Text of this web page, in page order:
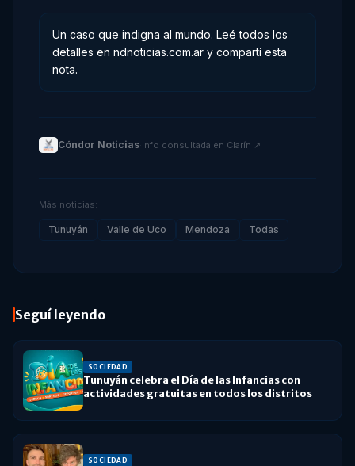
Un caso que indigna al mundo. Leé todos los
detalles en ndnoticias.com.ar y compartí esta
nota.
Cóndor Noticias· Info consultada en Clarín ↗
Más noticias:
Tunuyán Valle de Uco Mendoza Todas
Seguí leyendo
SOCIEDAD
Tunuyán celebra el Día de las Infancias con
actividades gratuitas en todos los distritos
SOCIEDAD